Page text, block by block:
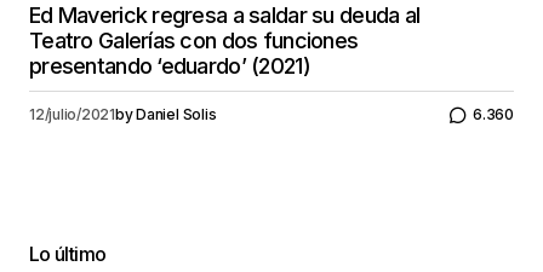
Ed Maverick regresa a saldar su deuda al
Teatro Galerías con dos funciones
presentando ‘eduardo’ (2021)
12/julio/2021byDaniel Solis 6.360
Lo último